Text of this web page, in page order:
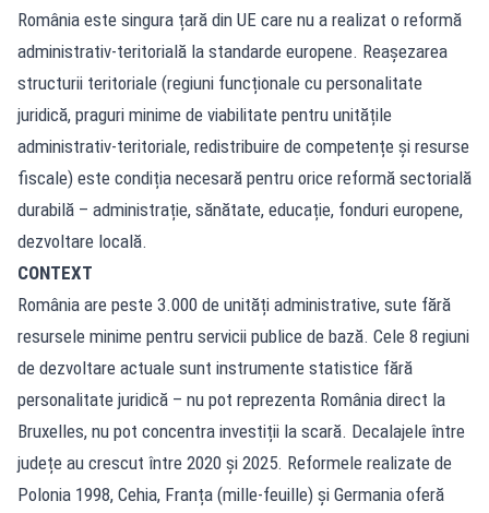
România este singura țară din UE care nu a realizat o reformă
administrativ-teritorială la standarde europene. Reașezarea
structurii teritoriale (regiuni funcționale cu personalitate
juridică, praguri minime de viabilitate pentru unitățile
administrativ-teritoriale, redistribuire de competențe și resurse
fiscale) este condiția necesară pentru orice reformă sectorială
durabilă – administrație, sănătate, educație, fonduri europene,
dezvoltare locală.
CONTEXT
România are peste 3.000 de unități administrative, sute fără
resursele minime pentru servicii publice de bază. Cele 8 regiuni
de dezvoltare actuale sunt instrumente statistice fără
personalitate juridică – nu pot reprezenta România direct la
Bruxelles, nu pot concentra investiții la scară. Decalajele între
județe au crescut între 2020 și 2025. Reformele realizate de
Polonia 1998, Cehia, Franța (mille-feuille) și Germania oferă